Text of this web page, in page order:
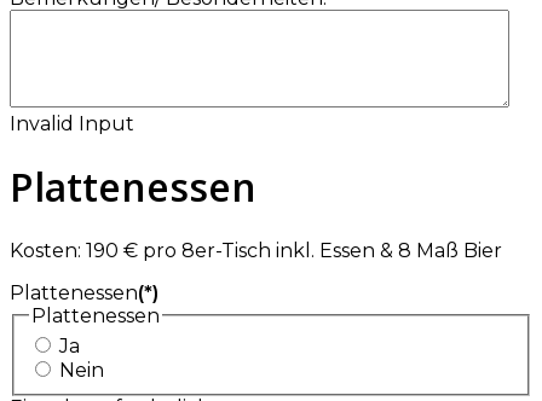
Invalid Input
Plattenessen
Kosten: 190 € pro 8er-Tisch inkl. Essen & 8 Maß Bier
Plattenessen(*)
Plattenessen
Ja
Nein